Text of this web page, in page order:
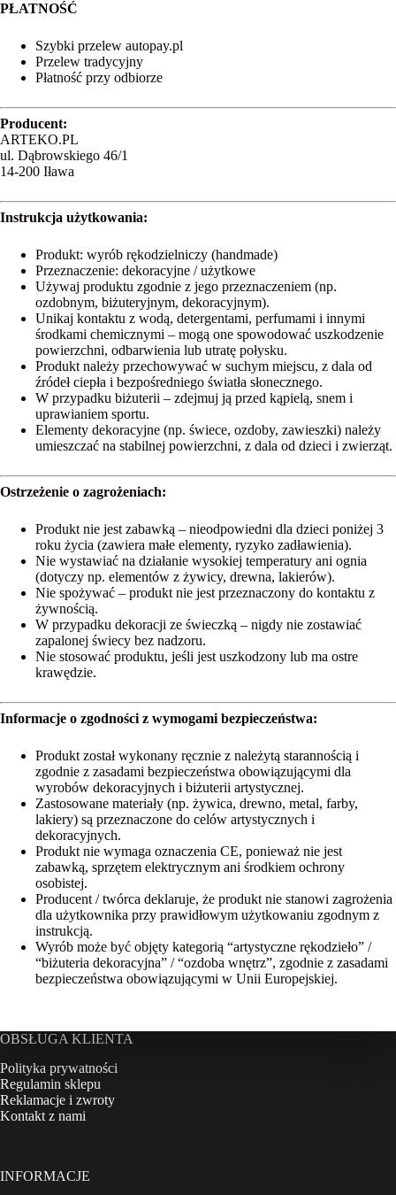
PŁATNOŚĆ
Szybki przelew autopay.pl
Przelew tradycyjny
Płatność przy odbiorze
Producent:
ARTEKO.PL
ul. Dąbrowskiego 46/1
14-200 Iława
Instrukcja użytkowania:
Produkt: wyrób rękodzielniczy (handmade)
Przeznaczenie: dekoracyjne / użytkowe
Używaj produktu zgodnie z jego przeznaczeniem (np.
ozdobnym, biżuteryjnym, dekoracyjnym).
Unikaj kontaktu z wodą, detergentami, perfumami i innymi
środkami chemicznymi – mogą one spowodować uszkodzenie
powierzchni, odbarwienia lub utratę połysku.
Produkt należy przechowywać w suchym miejscu, z dala od
źródeł ciepła i bezpośredniego światła słonecznego.
W przypadku biżuterii – zdejmuj ją przed kąpielą, snem i
uprawianiem sportu.
Elementy dekoracyjne (np. świece, ozdoby, zawieszki) należy
umieszczać na stabilnej powierzchni, z dala od dzieci i zwierząt.
Ostrzeżenie o zagrożeniach:
Produkt nie jest zabawką – nieodpowiedni dla dzieci poniżej 3
roku życia (zawiera małe elementy, ryzyko zadławienia).
Nie wystawiać na działanie wysokiej temperatury ani ognia
(dotyczy np. elementów z żywicy, drewna, lakierów).
Nie spożywać – produkt nie jest przeznaczony do kontaktu z
żywnością.
W przypadku dekoracji ze świeczką – nigdy nie zostawiać
zapalonej świecy bez nadzoru.
Nie stosować produktu, jeśli jest uszkodzony lub ma ostre
krawędzie.
Informacje o zgodności z wymogami bezpieczeństwa:
Produkt został wykonany ręcznie z należytą starannością i
zgodnie z zasadami bezpieczeństwa obowiązującymi dla
wyrobów dekoracyjnych i biżuterii artystycznej.
Zastosowane materiały (np. żywica, drewno, metal, farby,
lakiery) są przeznaczone do celów artystycznych i
dekoracyjnych.
Produkt nie wymaga oznaczenia CE, ponieważ nie jest
zabawką, sprzętem elektrycznym ani środkiem ochrony
osobistej.
Producent / twórca deklaruje, że produkt nie stanowi zagrożenia
dla użytkownika przy prawidłowym użytkowaniu zgodnym z
instrukcją.
Wyrób może być objęty kategorią “artystyczne rękodzieło” /
“biżuteria dekoracyjna” / “ozdoba wnętrz”, zgodnie z zasadami
bezpieczeństwa obowiązującymi w Unii Europejskiej.
OBSŁUGA KLIENTA
Polityka prywatności
Regulamin sklepu
Reklamacje i zwroty
Kontakt z nami
INFORMACJE